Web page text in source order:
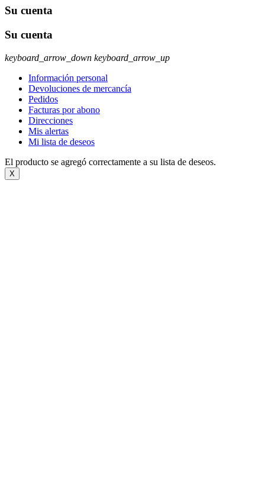
Su cuenta
Su cuenta
keyboard_arrow_down keyboard_arrow_up
Información personal
Devoluciones de mercancía
Pedidos
Facturas por abono
Direcciones
Mis alertas
Mi lista de deseos
El producto se agregó correctamente a su lista de deseos.
X